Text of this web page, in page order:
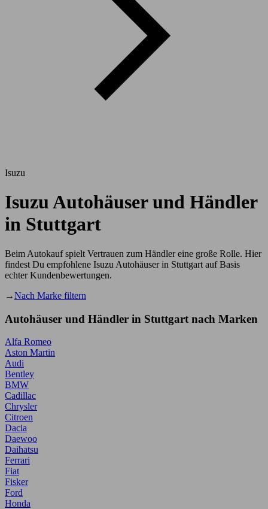
Isuzu
Isuzu Autohäuser und Händler
in Stuttgart
Beim Autokauf spielt Vertrauen zum Händler eine große Rolle. Hier
findest Du empfohlene Isuzu Autohäuser in Stuttgart auf Basis
echter Kundenbewertungen.
→Nach Marke filtern
Autohäuser und Händler in Stuttgart nach Marken
Alfa Romeo
Aston Martin
Audi
Bentley
BMW
Cadillac
Chrysler
Citroen
Dacia
Daewoo
Daihatsu
Ferrari
Fiat
Fisker
Ford
Honda